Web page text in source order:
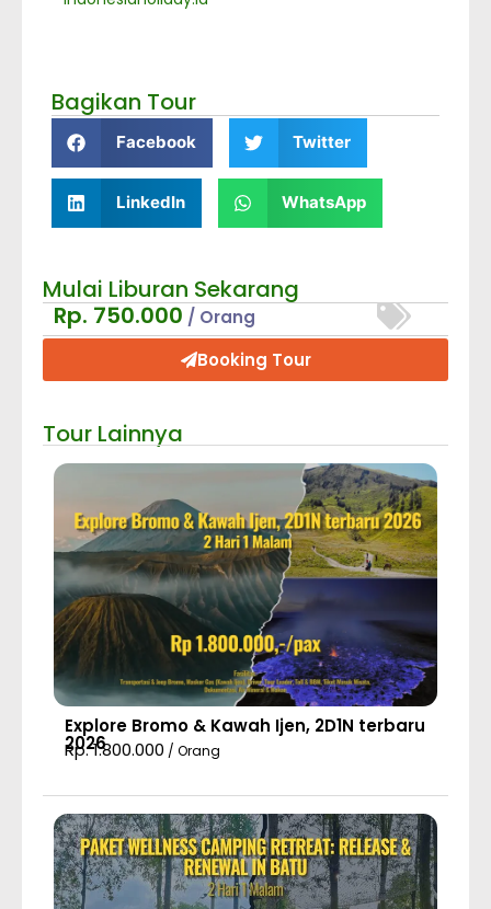
Bagikan Tour
Facebook Twitter
LinkedIn WhatsApp
Mulai Liburan Sekarang
Rp. 750.000 / Orang
Booking Tour
Tour Lainnya
Explore Bromo & Kawah Ijen, 2D1N terbaru
2026
Rp. 1.800.000 / Orang